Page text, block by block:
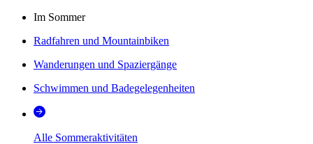
Im Sommer
Radfahren und Mountainbiken
Wanderungen und Spaziergänge
Schwimmen und Badegelegenheiten
Alle Sommeraktivitäten